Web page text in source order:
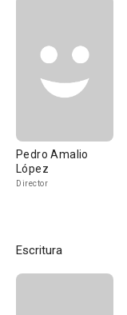
Pedro Amalio
López
Director
Escritura